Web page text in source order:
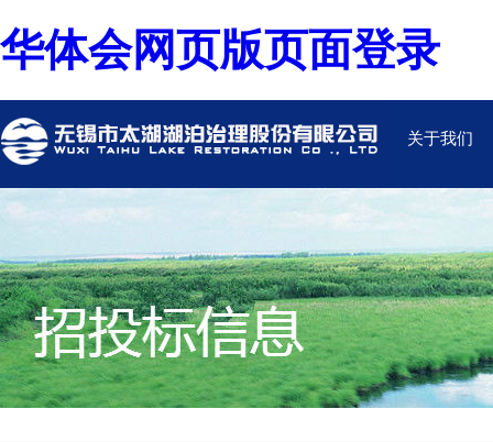
华体会网页版页面登录
关于我们